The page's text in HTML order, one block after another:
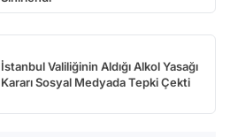
İstanbul Valiliğinin Aldığı Alkol Yasağı
Kararı Sosyal Medyada Tepki Çekti